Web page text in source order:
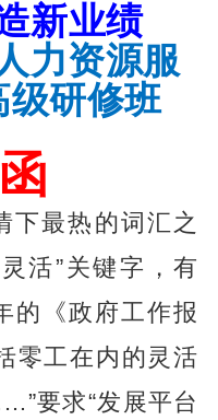
新业绩
力资源服
级研修班
下最热的词汇之
活”关键字，有
的《政府工作报
零工在内的灵活
要求“发展平台